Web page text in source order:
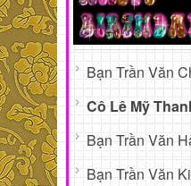
Bạn Trần Văn
Cô Lê Mỹ
Bạn Trần Văn
Bạn Trần Văn